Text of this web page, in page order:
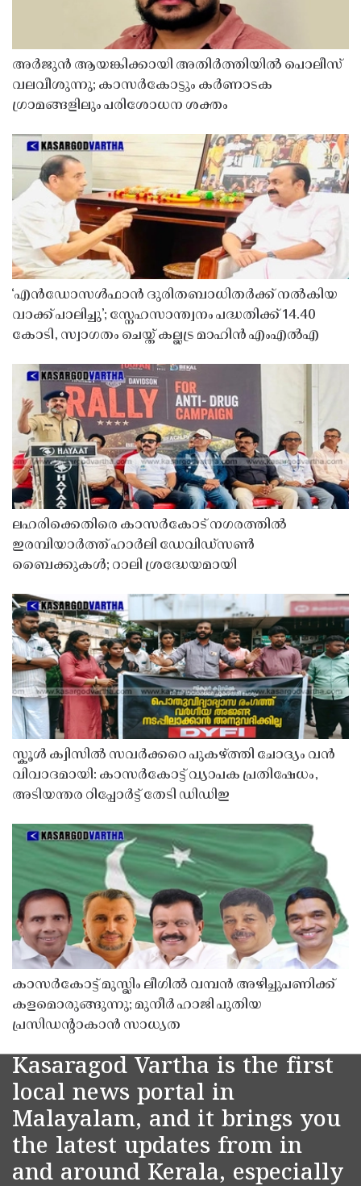
അർജുൻ ആയങ്കിക്കായി അതിർത്തിയിൽ പൊലീസ്
വലവീശുന്നു; കാസർകോട്ടും കർണാടക
ഗ്രാമങ്ങളിലും പരിശോധന ശക്തം
‘എൻഡോസൾഫാൻ ദുരിതബാധിതർക്ക് നൽകിയ
വാക്ക് പാലിച്ചു’; സ്നേഹസാന്ത്വനം പദ്ധതിക്ക് 14.40
കോടി, സ്വാഗതം ചെയ്ത് കല്ലട്ര മാഹിൻ എംഎൽഎ
ലഹരിക്കെതിരെ കാസർകോട് നഗരത്തിൽ
ഇരമ്പിയാർത്ത് ഹാർലി ഡേവിഡ്‌സൺ
ബൈക്കുകൾ; റാലി ശ്രദ്ധേയമായി
സ്കൂൾ ക്വിസിൽ സവർക്കറെ പുകഴ്ത്തി ചോദ്യം വൻ
വിവാദമായി: കാസർകോട്ട് വ്യാപക പ്രതിഷേധം,
അടിയന്തര റിപ്പോർട്ട് തേടി ഡിഡിഇ
കാസർകോട്ട് മുസ്ലിം ലീഗിൽ വമ്പൻ അഴിച്ചുപണിക്ക്
കളമൊരുങ്ങുന്നു; മുനീർ ഹാജി പുതിയ
പ്രസിഡൻ്റാകാൻ സാധ്യത
Kasaragod Vartha is the first
local news portal in
Malayalam, and it brings you
the latest updates from in
and around Kerala, especially